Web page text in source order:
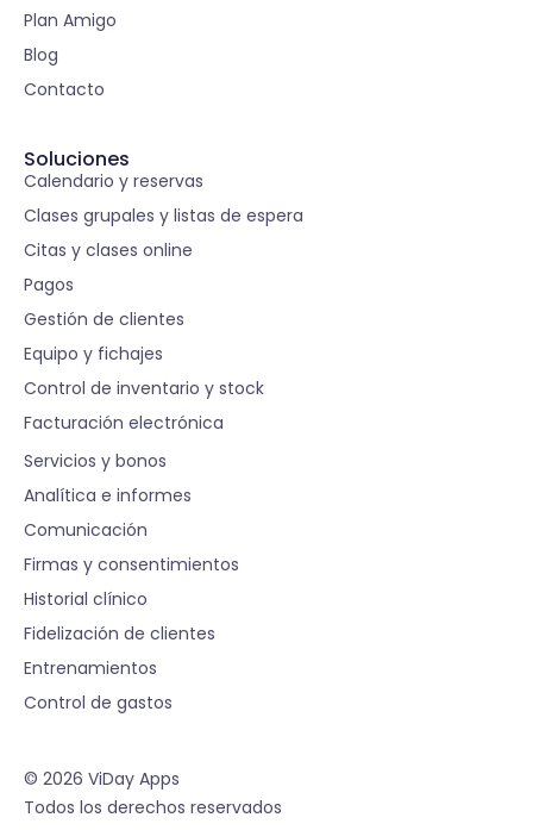
Plan Amigo
Blog
Contacto
Soluciones
Calendario y reservas
Clases grupales y listas de espera
Citas y clases online
Pagos
Gestión de clientes
Equipo y fichajes
Control de inventario y stock
Facturación electrónica
Servicios y bonos
Analítica e informes
Comunicación
Firmas y consentimientos
Historial clínico
Fidelización de clientes
Entrenamientos
Control de gastos
© 2026 ViDay Apps
Todos los derechos reservados